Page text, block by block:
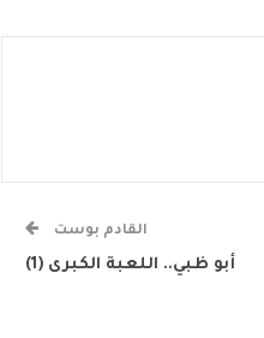
القادم بوست
أبو ظبي.. اللعبة الكبرى (1)